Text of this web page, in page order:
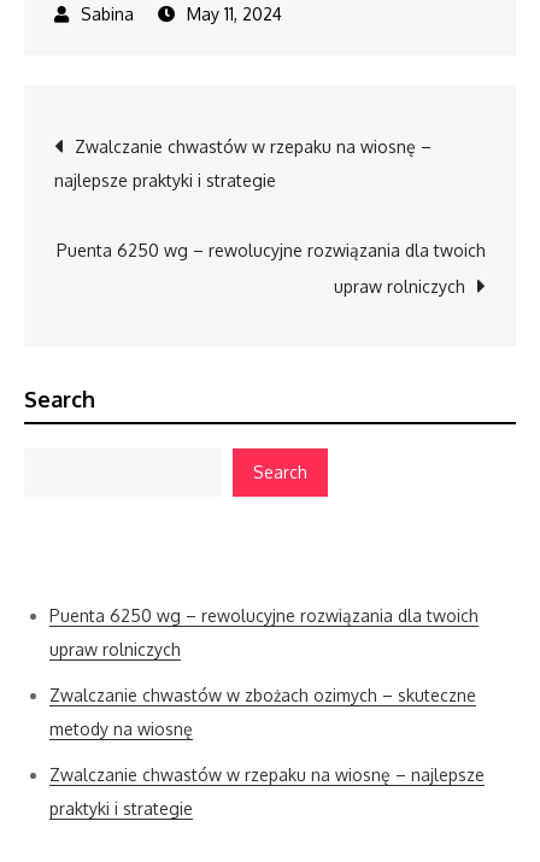
May 11, 2024
Post
navigation
Zwalczanie chwastów w rzepaku na wiosnę –
najlepsze praktyki i strategie
Puenta 6250 wg – rewolucyjne rozwiązania dla twoich
upraw rolniczych
Search
Search
Puenta 6250 wg – rewolucyjne rozwiązania dla twoich
upraw rolniczych
Zwalczanie chwastów w zbożach ozimych – skuteczne
metody na wiosnę
Zwalczanie chwastów w rzepaku na wiosnę – najlepsze
praktyki i strategie